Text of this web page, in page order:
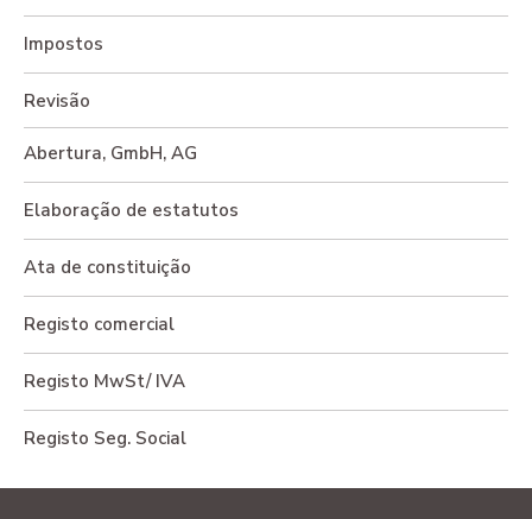
Impostos
Revisão
Abertura, GmbH, AG
Elaboração de estatutos
Ata de constituição
Registo comercial
Registo MwSt/ IVA
Registo Seg. Social